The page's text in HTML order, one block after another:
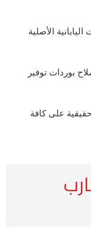
الأصلية
بوردات توفير
على كافة